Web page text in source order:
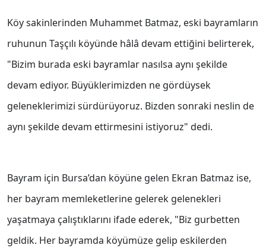
Köy sakinlerinden Muhammet Batmaz, eski bayramların
ruhunun Taşçılı köyünde hâlâ devam ettiğini belirterek,
"Bizim burada eski bayramlar nasılsa aynı şekilde
devam ediyor. Büyüklerimizden ne gördüysek
geleneklerimizi sürdürüyoruz. Bizden sonraki neslin de
aynı şekilde devam ettirmesini istiyoruz" dedi.
Bayram için Bursa’dan köyüne gelen Ekran Batmaz ise,
her bayram memleketlerine gelerek gelenekleri
yaşatmaya çalıştıklarını ifade ederek, "Biz gurbetten
geldik. Her bayramda köyümüze gelip eskilerden